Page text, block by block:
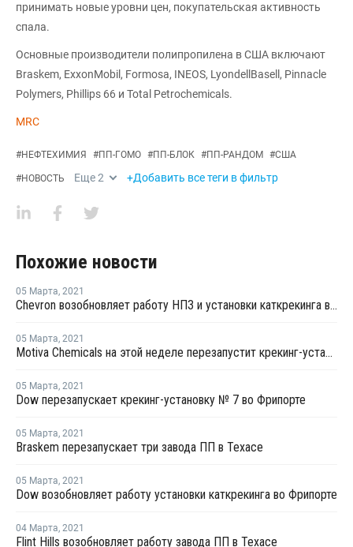
принимать новые уровни цен, покупательская активность
спала.
Основные производители полипропилена в США включают
Braskem, ExxonMobil, Formosa, INEOS, LyondellBasell, Pinnacle
Polymers, Phillips 66 и Total Petrochemicals.
MRC
#НЕФТЕХИМИЯ #ПП-ГОМО #ПП-БЛОК #ПП-РАНДОМ #США
#НОВОСТЬ Еще2 +Добавить все теги в фильтр
Похожие новости
05 Марта, 2021
Chevron возобновляет работу НПЗ и установки каткрекинга в Пасадене
05 Марта, 2021
Motiva Chemicals на этой неделе перезапустит крекинг-установку в Порт-Артуре
05 Марта, 2021
Dow перезапускает крекинг-установку № 7 во Фрипорте
05 Марта, 2021
Braskem перезапускает три завода ПП в Техасе
05 Марта, 2021
Dow возобновляет работу установки каткрекинга во Фрипорте
04 Марта, 2021
Flint Hills возобновляет работу завода ПП в Техасе